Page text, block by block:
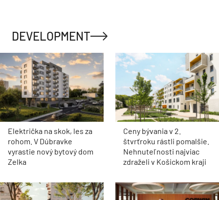
DEVELOPMENT
Električka na skok, les za
rohom. V Dúbravke
vyrastie nový bytový dom
Zelka
Ceny bývania v 2.
štvrťroku rástli pomalšie.
Nehnuteľnosti najviac
zdraželi v Košickom kraji